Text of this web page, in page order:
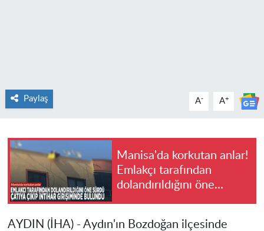
Paylaş A- A+
Manisa'da korkutan anlar!
Emlakçı tarafından
dolandırıldığını öne
AYDIN (İHA) - Aydın'ın Bozdoğan ilçesinde